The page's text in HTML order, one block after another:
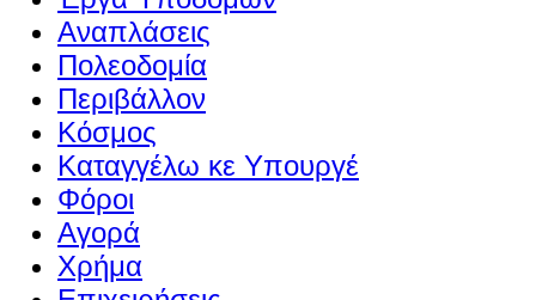
Αναπλάσεις
Πολεοδομία
Περιβάλλον
Κόσμος
Καταγγέλω κε Υπουργέ
Φόροι
Αγορά
Χρήμα